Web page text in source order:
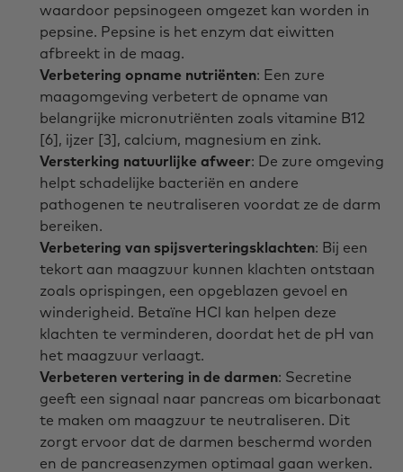
waardoor pepsinogeen omgezet kan worden in
pepsine. Pepsine is het enzym dat eiwitten
afbreekt in de maag.
Verbetering opname nutriënten: Een zure
maagomgeving verbetert de opname van
belangrijke micronutriënten zoals vitamine B12
[6], ijzer [3], calcium, magnesium en zink.
Versterking natuurlijke afweer: De zure omgeving
helpt schadelijke bacteriën en andere
pathogenen te neutraliseren voordat ze de darm
bereiken.
Verbetering van spijsverteringsklachten: Bij een
tekort aan maagzuur kunnen klachten ontstaan
zoals oprispingen, een opgeblazen gevoel en
winderigheid. Betaïne HCl kan helpen deze
klachten te verminderen, doordat het de pH van
het maagzuur verlaagt.
Verbeteren vertering in de darmen: Secretine
geeft een signaal naar pancreas om bicarbonaat
te maken om maagzuur te neutraliseren. Dit
zorgt ervoor dat de darmen beschermd worden
en de pancreasenzymen optimaal gaan werken.